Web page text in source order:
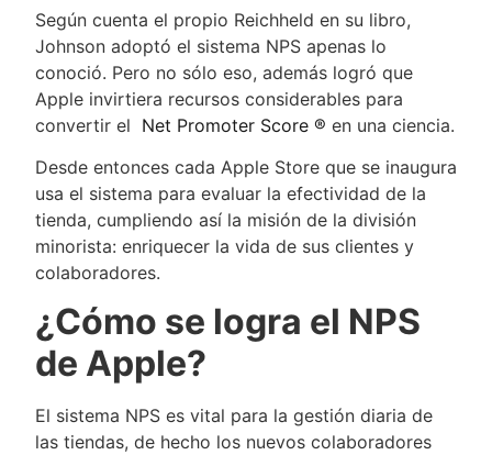
Según cuenta el propio Reichheld en su libro,
Johnson adoptó el sistema NPS apenas lo
conoció. Pero no sólo eso, además logró que
Apple invirtiera recursos considerables para
convertir el Net Promoter Score ® en una ciencia.
Desde entonces cada Apple Store que se inaugura
usa el sistema para evaluar la efectividad de la
tienda, cumpliendo así la misión de la división
minorista: enriquecer la vida de sus clientes y
colaboradores.
¿Cómo se logra el NPS
de Apple?
El sistema NPS es vital para la gestión diaria de
las tiendas, de hecho los nuevos colaboradores